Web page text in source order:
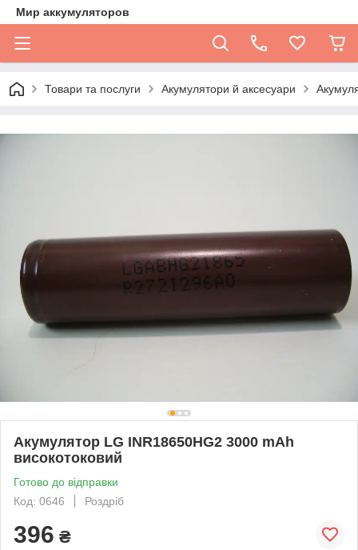
Мир аккумуляторов
Товари та послуги Акумулятори й аксесуари
Акумулятор LG INR18650HG2 3000 mAh
високотоковий
Готово до відправки
Код: 0646
Роздріб
396 ₴